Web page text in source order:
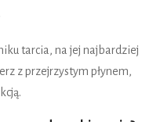
tarcia, na jej najbardziej
z przejrzystym płynem,